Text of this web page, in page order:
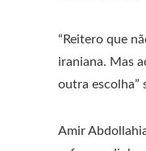
“Reitero que
iraniana. Mas
outra escolha”
Amir